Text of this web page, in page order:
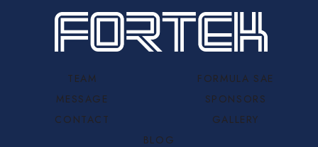
TEAM
FORMULA SAE
MESSAGE
SPONSORS
CONTACT
GALLERY
BLOG